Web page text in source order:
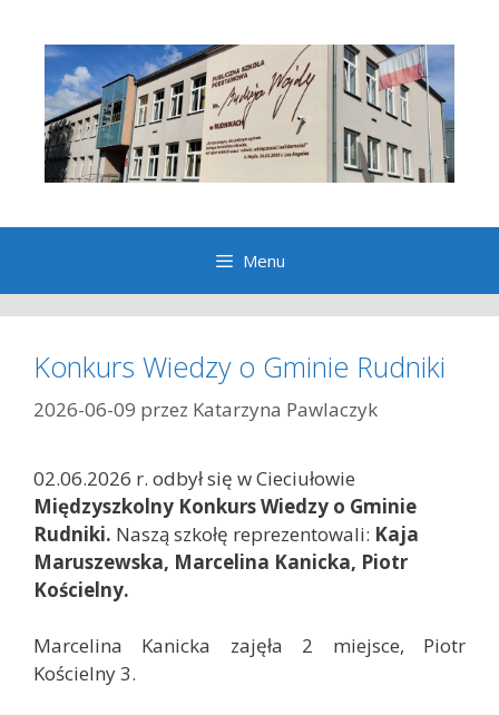
Menu
Konkurs Wiedzy o Gminie Rudniki
2026-06-09 przez Katarzyna Pawlaczyk
02.06.2026 r. odbył się w Cieciułowie
Międzyszkolny Konkurs Wiedzy o Gminie
Rudniki. Naszą szkołę reprezentowali: Kaja
Maruszewska, Marcelina Kanicka, Piotr
Kościelny.
Marcelina Kanicka zajęła 2 miejsce, Piotr
Kościelny 3.